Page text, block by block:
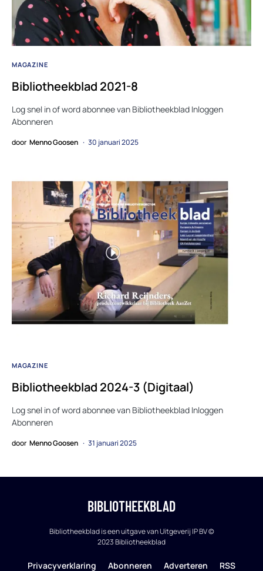
MAGAZINE
Bibliotheekblad 2021-8
Log snel in of word abonnee van Bibliotheekblad Inloggen
Abonneren
door Menno Goosen 30 januari 2025
MAGAZINE
Bibliotheekblad 2024-3 (Digitaal)
Log snel in of word abonnee van Bibliotheekblad Inloggen
Abonneren
door Menno Goosen 31 januari 2025
BIBLIOTHEEKBLAD
Bibliotheekblad is een uitgave van Uitgeverij IP BV ©
2023 Bibliotheekblad
Privacyverklaring Abonneren Adverteren RSS